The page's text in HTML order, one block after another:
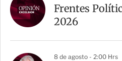
Frentes
2026
8 de agosto - 2:00 Hrs